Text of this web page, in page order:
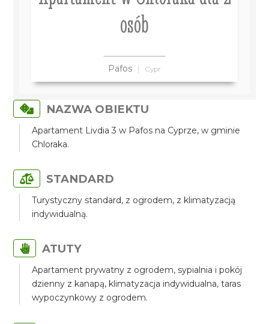
osób
Pafos Cypr
NAZWA OBIEKTU
Apartament Livdia 3 w Pafos na Cyprze, w gminie
Chloraka.
STANDARD
Turystyczny standard, z ogrodem, z klimatyzacją
indywidualną.
ATUTY
Apartament prywatny z ogrodem, sypialnia i pokój
dzienny z kanapą, klimatyzacja indywidualna, taras
wypoczynkowy z ogrodem.